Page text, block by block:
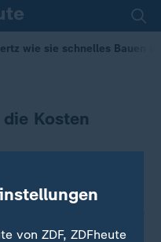
wie sie schnelles Bauen
Kosten
Markus Lanz, wie die
sollen. Dabei
von ZDF, ZDFheute